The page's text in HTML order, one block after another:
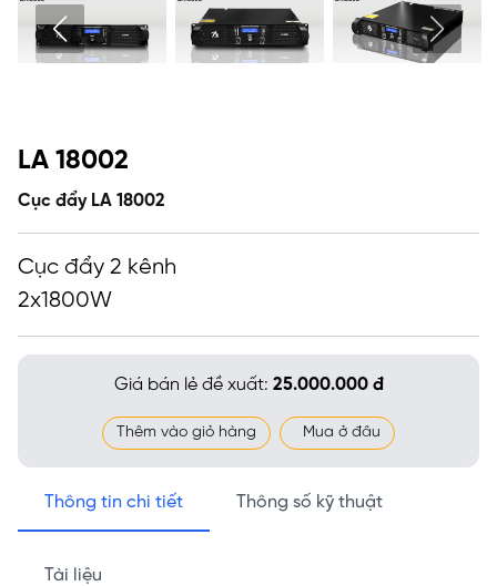
LA 18002
Cục đẩy LA 18002
Cục đẩy 2 kênh
2x1800W
Giá bán lẻ đề xuất: 25.000.000 đ
Thêm vào giỏ hàng Mua ở đâu
Thông tin chi tiết Thông số kỹ thuật
Tài liệu